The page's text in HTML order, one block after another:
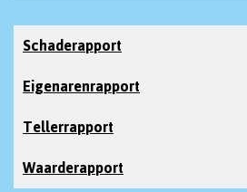
Schaderapport
Eigenarenrapport
Tellerrapport
Waarderapport